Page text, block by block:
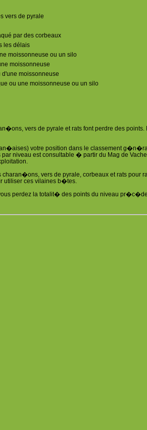
vers de pyrale
par des corbeaux
les délais
moissonneuse ou un silo
moissonneuse
d'une moissonneuse
ou une moissonneuse ou un silo
vers de pyrale et rats font perdre des points.
votre position dans le classement
niveau est consultable � partir du Mag de
vers de pyrale, corbeaux et rats pour
utiliser ces vilaines b�tes.
perdez la totalit� des points du niveau